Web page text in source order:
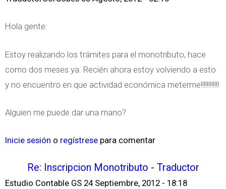
Hola gente:
Estoy realizando los trámites para el monotributo, hace
como dos meses ya. Recién ahora estoy volviendo a esto
y no encuentro en que actividad económica meterme!!!!!!!!!!!!
Alguien me puede dar una mano?
Inicie sesión o regístrese para comentar
Re: Inscripcion Monotributo - Traductor
Estudio Contable GS 24 Septiembre, 2012 - 18:18